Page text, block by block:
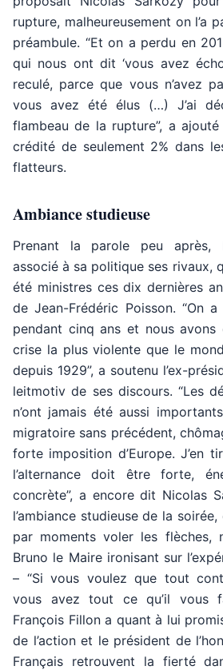
rupture, malheureusement on l’a
préambule. “Et on a perdu en
qui nous ont dit ‘vous avez
reculé, parce que vous n’avez
vous avez été élus (…) J’ai
flambeau de la rupture”, a
crédité de seulement 2% dans
flatteurs.
Ambiance studieuse
Prenant la parole peu après,
associé à sa politique ses rivaux,
été ministres ces dix dernières
de Jean-Frédéric Poisson. “On
pendant cinq ans et nous
crise la plus violente que le
depuis 1929”, a soutenu l’ex-
leitmotiv de ses discours. “Les
n’ont jamais été aussi
migratoire sans précédent,
forte imposition d’Europe. J’en
l’alternance doit être forte,
concrète”, a encore dit Nicolas
l’ambiance studieuse de la
par moments voler les flèches,
Bruno le Maire ironisant sur
– “Si vous voulez que tout
vous avez tout ce qu’il vous
François Fillon a quant à lui
de l’action et le président de
Français retrouvent la fierté